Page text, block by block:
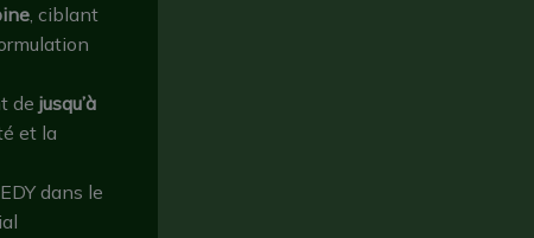
, ciblant
de jusqu’à
et la
dans le